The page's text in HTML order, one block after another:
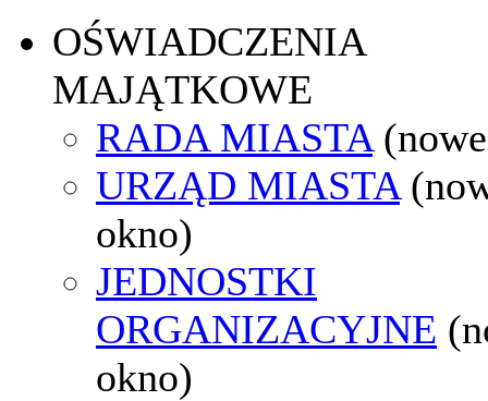
OŚWIADCZENIA
MAJĄTKOWE
RADA MIASTA
URZĄD MIASTA
okno)
JEDNOSTKI
ORGANIZACYJNE
okno)